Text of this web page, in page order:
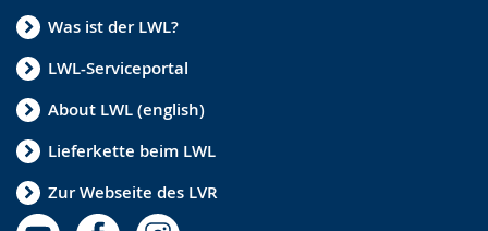
Was ist der LWL?
LWL-Serviceportal
About LWL (english)
Lieferkette beim LWL
Zur Webseite des LVR